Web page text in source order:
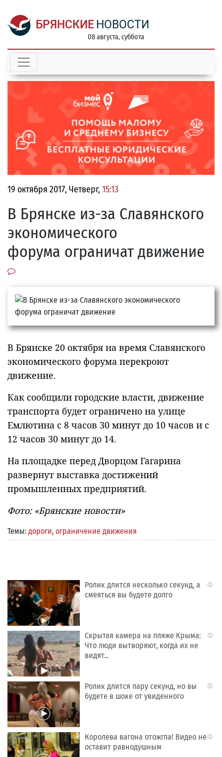
БРЯНСКИЕ НОВОСТИ
08 августа, суббота
19 октября 2017, Четверг, 15:13
В Брянске из-за Славянского
экономического
форума ограничат движение
В Брянске 20 октября на время Славянского
экономического форума перекроют
движение.
Как сообщили городские власти, движение
транспорта будет ограничено на улице
Емлютина с 8 часов 30 минут до 10 часов и с
12 часов 30 минут до 14.
На площадке перед Дворцом Гагарина
развернут выставка достижений
промышленных предприятий.
Фото: «Брянские новости»
Темы: дороги, ограничение движения
i
Ролик длится несколько секунд, а
смеяться вы будете долго
i
Скрытая камера на пляже Крыма:
Что люди вытворяют, когда их не
видят...
i
Ролик длится пару секунд, но вы
будете в шоке от увиденного
i
Королева вагона отожгла! Видео не
оставит равнодушным